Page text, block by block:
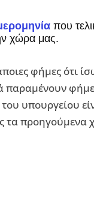
που
χώρα μας.
φήμες ότι
παραμένουν
υπουργείου
τα προηγούμενα